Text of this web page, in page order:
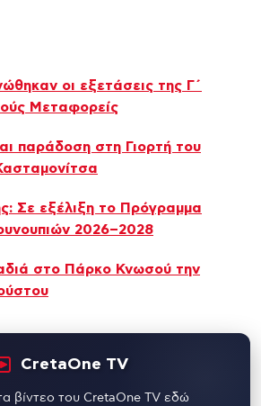
οι εξετάσεις της Γ΄
Μεταφορείς
παράδοση στη Γιορτή του
Σε εξέλιξη το Πρόγραμμα
2026–2028
στο Πάρκο Κνωσού την
CretaOne TV
βίντεο του CretaOne TV εδώ